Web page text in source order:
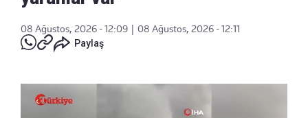
08 Ağustos, 2026 - 12:09
08 Ağustos, 2026 - 12:11
Paylaş